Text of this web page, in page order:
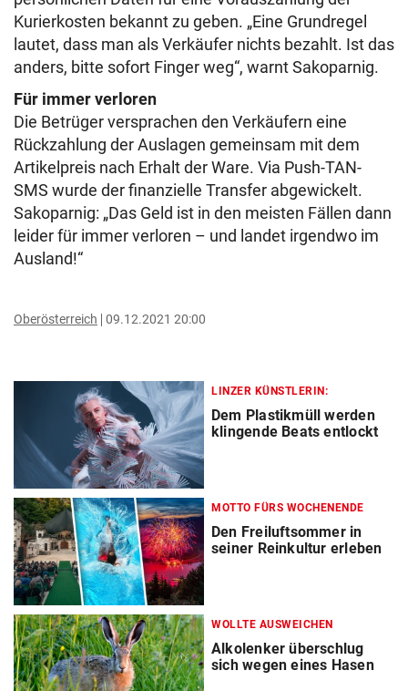
Kurierkosten bekannt zu geben. „Eine Grundregel
lautet, dass man als Verkäufer nichts bezahlt. Ist das
anders, bitte sofort Finger weg“, warnt Sakoparnig.
Für immer verloren
Die Betrüger versprachen den Verkäufern eine
Rückzahlung der Auslagen gemeinsam mit dem
Artikelpreis nach Erhalt der Ware. Via Push-TAN-
SMS wurde der finanzielle Transfer abgewickelt.
Sakoparnig: „Das Geld ist in den meisten Fällen dann
leider für immer verloren – und landet irgendwo im
Ausland!“
Oberösterreich 09.12.2021 20:00
LINZER KÜNSTLERIN:
Dem Plastikmüll werden
klingende Beats entlockt
MOTTO FÜRS WOCHENENDE
Den Freiluftsommer in
seiner Reinkultur erleben
WOLLTE AUSWEICHEN
Alkolenker überschlug
sich wegen eines Hasen